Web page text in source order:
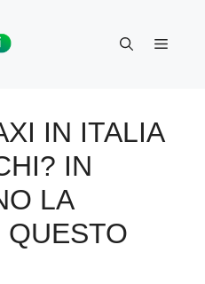
Menu
IN ITALIA
IN
LA
QUESTO